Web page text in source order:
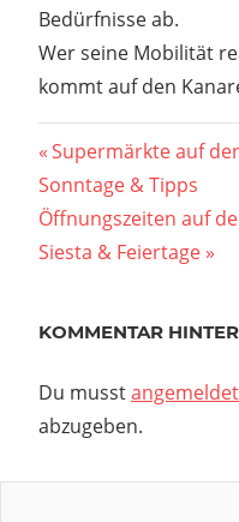
Bedürfnisse ab.
Wer seine Mobilität
kommt auf den
Vorheriger
Beitrag:
Supermärkte auf
Sonntage & Tipps
Nächster
Beitrag:
Öffnungszeiten auf
Siesta & Feiertage
KOMMENTAR
Du musstangemeldet
abzugeben.